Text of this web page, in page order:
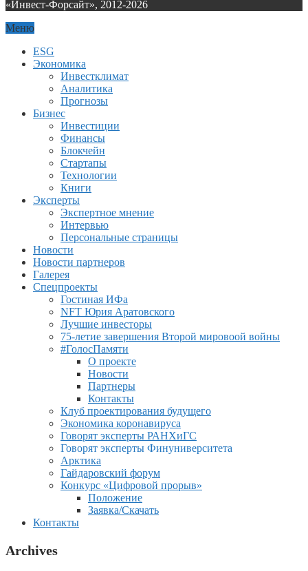
«Инвест-Форсайт», 2012-2026
Меню
ESG
Экономика
Инвестклимат
Аналитика
Прогнозы
Бизнес
Инвестиции
Финансы
Блокчейн
Стартапы
Технологии
Книги
Эксперты
Экспертное мнение
Интервью
Персональные страницы
Новости
Новости партнеров
Галерея
Спецпроекты
Гостиная ИФа
NFT Юрия Аратовского
Лучшие инвесторы
75-летие завершения Второй мировоой войны
#ГолосПамяти
О проекте
Новости
Партнеры
Контакты
Клуб проектирования будущего
Экономика коронавируса
Говорят эксперты РАНХиГС
Говорят эксперты Финуниверситета
Арктика
Гайдаровский форум
Конкурс «Цифровой прорыв»
Положение
Заявка/Скачать
Контакты
Archives